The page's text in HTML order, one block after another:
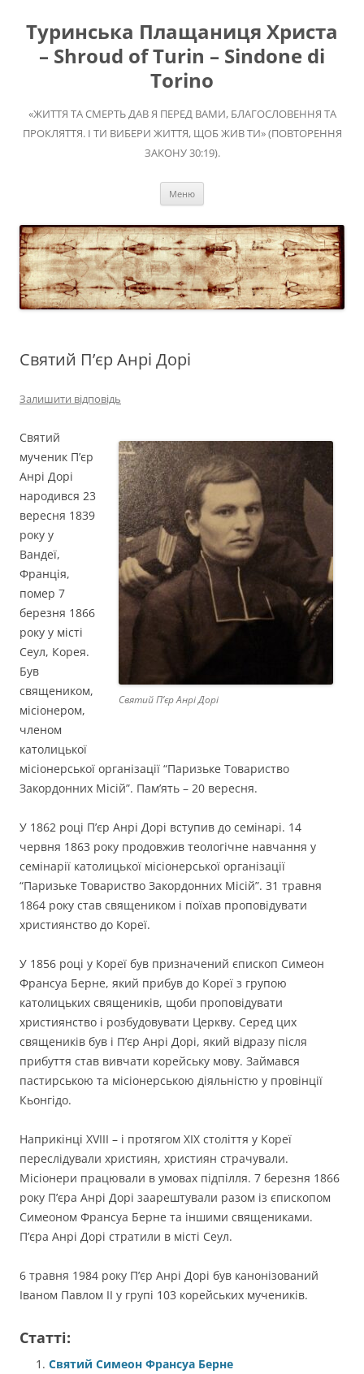
вмісту
Туринська Плащаниця Христа
– Shroud of Turin – Sindone di
Torino
«ЖИТТЯ ТА СМЕРТЬ ДАВ Я ПЕРЕД ВАМИ, БЛАГОСЛОВЕННЯ ТА
ПРОКЛЯТТЯ. І ТИ ВИБЕРИ ЖИТТЯ, ЩОБ ЖИВ ТИ» (ПОВТОРЕННЯ
ЗАКОНУ 30:19).
Меню
Святий П’єр Анрі Дорі
Залишити відповідь
Святий П’єр Анрі Дорі
Святий
мученик П’єр
Анрі Дорі
народився 23
вересня 1839
року у
Вандеї,
Франція,
помер 7
березня 1866
року у місті
Сеул, Корея.
Був
священиком,
місіонером,
членом
католицької
місіонерської організації “Паризьке Товариство
Закордонних Місій”. Пам’ять – 20 вересня.
У 1862 році П’єр Анрі Дорі вступив до семінарі. 14
червня 1863 року продовжив теологічне навчання у
семінарії католицької місіонерської організації
“Паризьке Товариство Закордонних Місій”. 31 травня
1864 року став священиком і поїхав проповідувати
християнство до Кореї.
У 1856 році у Кореї був призначений єпископ Симеон
Франсуа Берне, який прибув до Кореї з групою
католицьких священиків, щоби проповідувати
християнство і розбудовувати Церкву. Серед цих
священиків був і П’єр Анрі Дорі, який відразу після
прибуття став вивчати корейську мову. Займався
пастирською та місіонерською діяльністю у провінції
Кьонгідо.
Наприкінці ХVIII – і протягом ХІХ століття у Кореї
переслідували християн, християн страчували.
Місіонери працювали в умовах підпілля. 7 березня 1866
року П’єра Анрі Дорі заарештували разом із єпископом
Симеоном Франсуа Берне та іншими священиками.
П’єра Анрі Дорі стратили в місті Сеул.
6 травня 1984 року П’єр Анрі Дорі був канонізований
Іваном Павлом ІІ у групі 103 корейських мучеників.
Статті:
Святий Симеон Франсуа Берне